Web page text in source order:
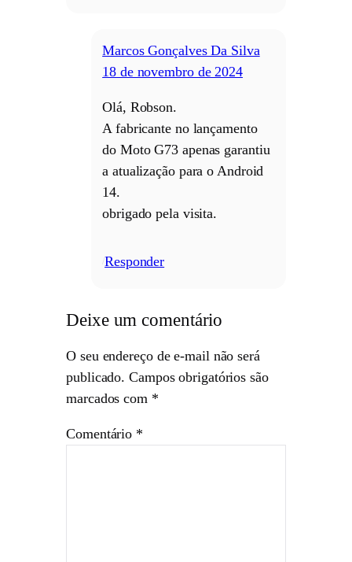
Marcos Gonçalves Da Silva
18 de novembro de 2024
Olá, Robson.
A fabricante no lançamento
do Moto G73 apenas garantiu
a atualização para o Android
14.
obrigado pela visita.
Responder
Deixe um comentário
O seu endereço de e-mail não será
publicado. Campos obrigatórios são
marcados com *
Comentário *